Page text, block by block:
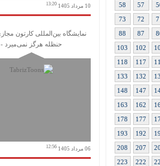
57
58
72
73
87
88
102
103
117
118
132
133
147
148
162
163
177
178
192
193
207
208
222
223
10 مرداد 1405 13:20
حنظله هرگز نمی‌میرد -
06 مرداد 1405 12:56